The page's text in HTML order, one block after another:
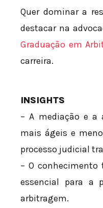
Quer dominar a
destacar na
Graduação em
carreira.
INSIGHTS
– A mediação e a
mais ágeis e
processo judicial
– O conhecimento
essencial para a
arbitragem.